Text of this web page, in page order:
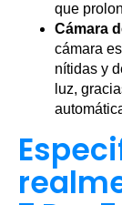
que
Cámara
cámara
nítidas y
luz,